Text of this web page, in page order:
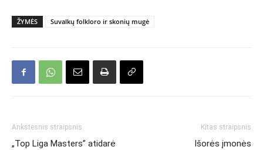
ŽYMĖS Suvalkų folkloro ir skonių mugė
Ankstesnis straipsnis
„Top Liga Masters” atidarė
Kitas straipsnis
Išorės įmonės